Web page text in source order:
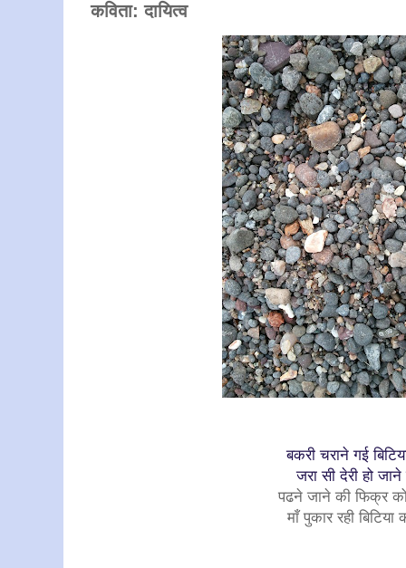
कविता: दायित्व
बकरी चराने गई
जरा सी देरी हो जाने
पढने जाने की फिक्र
माँ पुकार रही बिटिया